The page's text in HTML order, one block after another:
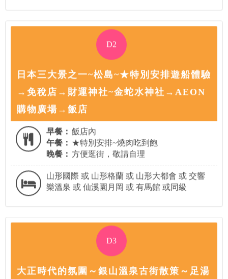
D2
日本三大景之一~松島~★特別安排遊船體驗
→免稅店→財運神社~金蛇水神社→AEON
購物廣場→飯店
早餐： 飯店內
午餐： ★特別安排~燒肉吃到飽
晚餐： 方便逛街，敬請自理
山形國際 或 山形格蘭 或 山形大都會 或 交響
樂溫泉 或 仙溪園月岡 或 有馬館 或同級
D3
大正時代的氛圍～銀山溫泉古街散策～足湯